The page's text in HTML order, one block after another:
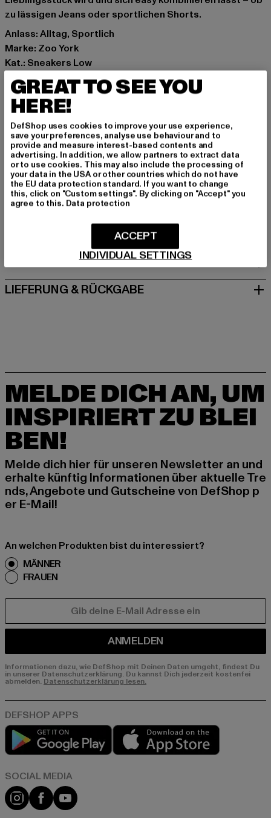
zu lässigen Jeans oder sportlichen Shorts.
Anlass: Alltag, Sportlich
Marke: Zoo York
Kat.: Sneakers Low
Farbe: schwarz
Hersteller Farbe: black
Obermaterial: Wildleder
Innenfutter: Textil
Art.Nr: ZYFWKPS000001-00007
Hersteller: TB International GmbH |info@tbint.de
Dr.-Robert-Murjahn-Straße 7 | 64372 Ober-Ramstadt |
DE
GRÖSSE & PASSFORM
PFLEGEHINWEISE
LIEFERUNG & RÜCKGABE
MELDE DICH AN, UM
INSPIRIERT ZU BLEI
BEN!
Melde dich hier für unseren Newsletter an und
erhalte künftig Informationen über aktuelle Tre
nds, Angebote und Gutscheine von DefShop p
er E-Mail!
An welchen Produkten bist du interessiert?
MÄNNER
FRAUEN
ANMELDEN
Informationen dazu, wie DefShop mit Deinen Daten umgeht, findest Du
in unserer Datenschutzerklärung. Du kannst Dich jederzeit kostenfei
abmelden. Datenschutzerklärung lesen.
Play market
Instagram
FacebookYouTube
GREAT TO SEE YOU
HERE!
DefShop uses cookies to improve your use experience,
save your preferences, analyse use behaviour and to
provide and measure interest-based contents and
advertising. In addition, we allow partners to extract data
or to use cookies. This may also include the processing of
your data in the USA or other countries which do not have
the EU data protection standard. If you want to change
this, click on "Custom settings". By clicking on "Accept" you
agree to this. Data protection
INDIVIDUAL SETTINGS
ACCEPT